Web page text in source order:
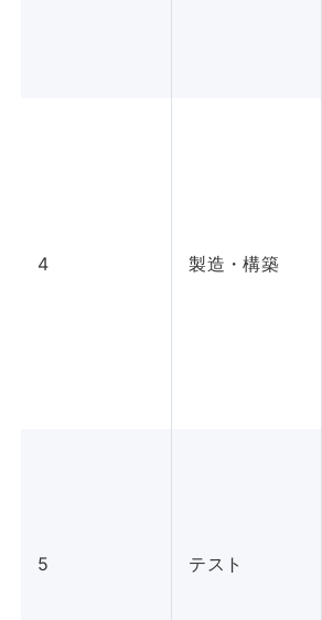
4 製造・構築
5 テスト